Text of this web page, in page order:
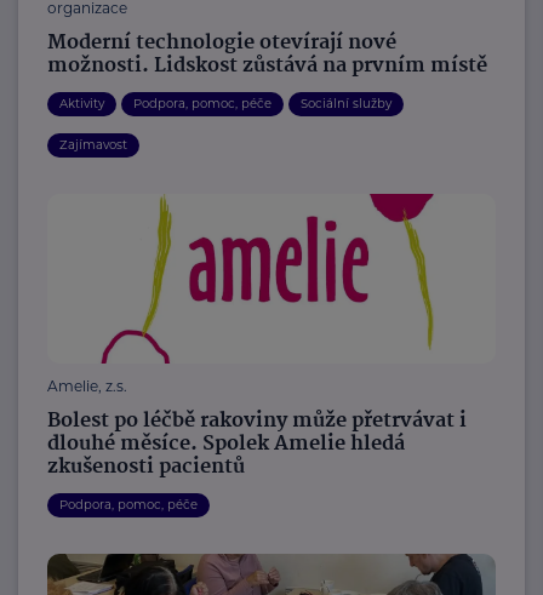
organizace
Moderní technologie otevírají nové
možnosti. Lidskost zůstává na prvním místě
Aktivity Podpora, pomoc, péče Sociální služby
Zajímavost
Amelie, z.s.
Bolest po léčbě rakoviny může přetrvávat i
dlouhé měsíce. Spolek Amelie hledá
zkušenosti pacientů
Podpora, pomoc, péče